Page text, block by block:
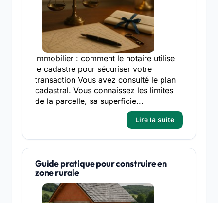
immobilier : comment le notaire utilise
le cadastre pour sécuriser votre
transaction Vous avez consulté le plan
cadastral. Vous connaissez les limites
de la parcelle, sa superficie...
Lire la suite
Guide pratique pour construire en
zone rurale